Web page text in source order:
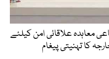
معاہدہ علاقائی امن کیلئے
کا تہنیتی پیغام